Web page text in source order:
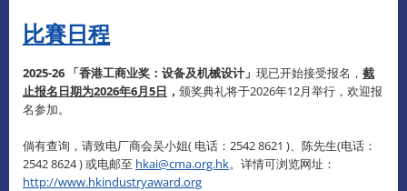
比賽日程
2025-26 「香港工商业奖：设备及机械设计」 现已开始接受报名， 截
止报名日期为2026年6月5日 ， 颁奖典礼将于2026年12月举行，欢迎报
名参加。
倘有查询，请致电厂商会吴小姐( 电话：2542 8621 )、陈先生(电话：
2542 8624 ) 或电邮至 hkai@cma.org.hk。详情可浏览网址：
http://www.hkindustryaward.org